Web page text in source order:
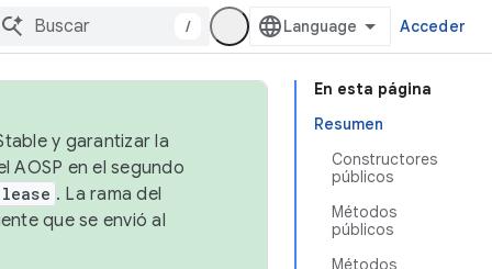
/ Acceder
En esta página
Resumen
Constructores
públicos
Métodos
públicos
Métodos
y garantizar la
AOSP en el segundo
. La rama del
que se envió al